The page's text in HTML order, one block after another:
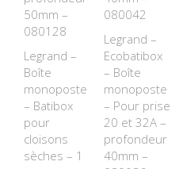
50mm –
080128
Legrand –
Boîte
monoposte
– Batibox
pour
cloisons
sèches – 1
080042
Legrand –
Ecobatibox
– Boîte
monoposte
– Pour prise
20 et 32A –
profondeur
40mm –